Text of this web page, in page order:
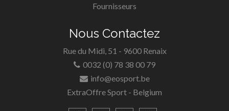
Fournisseurs
Nous Contactez
Rue du Midi, 51 - 9600 Renaix
0032 (0) 78 38 00 79
info@eosport.be
ExtraOffre Sport - Belgium